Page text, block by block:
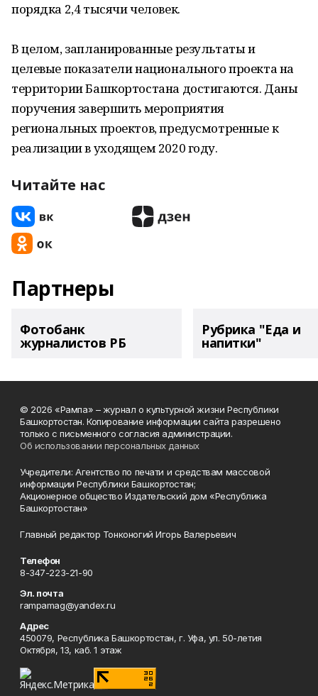
порядка 2,4 тысячи человек.
В целом, запланированные результаты и
целевые показатели национального проекта на
территории Башкортостана достигаются. Даны
поручения завершить мероприятия
региональных проектов, предусмотренные к
реализации в уходящем 2020 году.
Читайте нас
Партнеры
Фотобанк
журналистов РБ
Рубрика "Еда и
напитки"
© 2026 «Рампа» – журнал о культурной жизни Республики
Башкортостан. Копирование информации сайта разрешено
только с письменного согласия администрации.
Об использовании персональных данных
Учредители: Агентство по печати и средствам массовой
информации Республики Башкортостан;
Акционерное общество Издательский дом «Республика
Башкортостан»
Главный редактор Тонконогий Игорь Валерьевич
Телефон
8-347-223-21-90
Эл. почта
rampamag@yandex.ru
Адрес
450079, Республика Башкортостан, г. Уфа, ул. 50-летия
Октября, 13, каб. 1 этаж